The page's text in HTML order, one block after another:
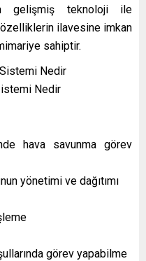
gelişmiş teknoloji ile
ilavesine imkan
sahiptir.
Nedir
hava savunma görev
yönetimi ve dağıtımı
görev yapabilme